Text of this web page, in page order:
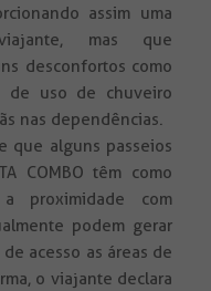
assim uma
mas que
desconfortos como
de uso de chuveiro
nas dependências.
que alguns passeios
COMBO têm como
proximidade com
podem gerar
acesso as áreas de
o viajante declara